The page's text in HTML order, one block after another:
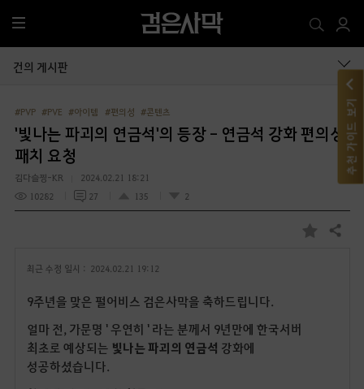
전
체
메
건의 게시판
#PVP #PVE #아이템 #편의성 #콘텐츠
'빛나는 파괴의 연금석'의 등장 - 연금석 강화 편의성
패치 요청
김다슬찡-KR
2024.02.21 18:21
10282
27 135 2
즐
공유하기
최근 수정 일시 : 2024.02.21 19:12
9주년을 맞은 펄어비스 검은사막을 축하드립니다.
얼마 전, 가문명 ' 우연히 ' 라는 분께서 9년만에 한국서버
최초로 예상되는 빛나는 파괴의 연금석 강화에
성공하셨습니다.
추천 가이드 보기